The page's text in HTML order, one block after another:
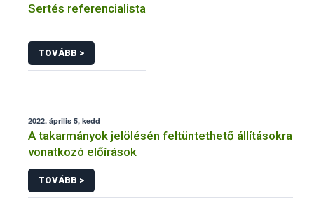
Sertés referencialista
TOVÁBB >
2022. április 5, kedd
A takarmányok jelölésén feltüntethető állításokra
vonatkozó előírások
TOVÁBB >